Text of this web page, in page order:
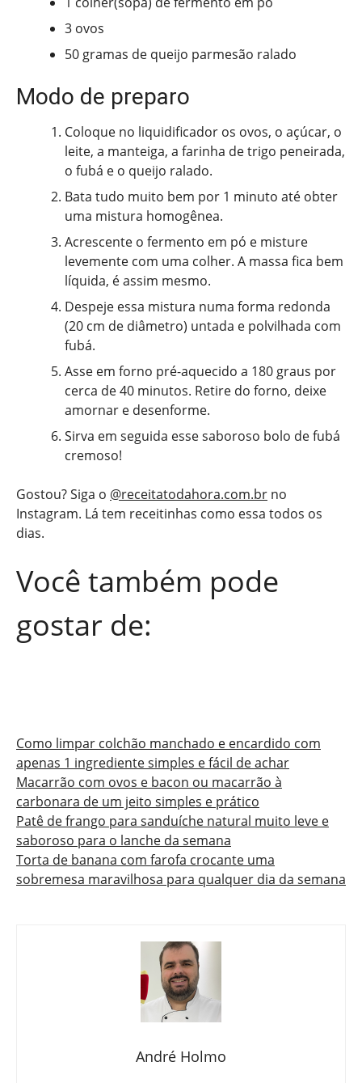
3 ovos
50 gramas de queijo parmesão ralado
Modo de preparo
Coloque no liquidificador os ovos, o açúcar, o
leite, a manteiga, a farinha de trigo peneirada,
o fubá e o queijo ralado.
Bata tudo muito bem por 1 minuto até obter
uma mistura homogênea.
Acrescente o fermento em pó e misture
levemente com uma colher. A massa fica bem
líquida, é assim mesmo.
Despeje essa mistura numa forma redonda
(20 cm de diâmetro) untada e polvilhada com
fubá.
Asse em forno pré-aquecido a 180 graus por
cerca de 40 minutos. Retire do forno, deixe
amornar e desenforme.
Sirva em seguida esse saboroso bolo de fubá
cremoso!
Gostou? Siga o @receitatodahora.com.br no
Instagram. Lá tem receitinhas como essa todos os
dias.
Você também pode
gostar de:
Como limpar colchão manchado e encardido com
apenas 1 ingrediente simples e fácil de achar
Macarrão com ovos e bacon ou macarrão à
carbonara de um jeito simples e prático
Patê de frango para sanduíche natural muito leve e
saboroso para o lanche da semana
Torta de banana com farofa crocante uma
sobremesa maravilhosa para qualquer dia da semana
André Holmo